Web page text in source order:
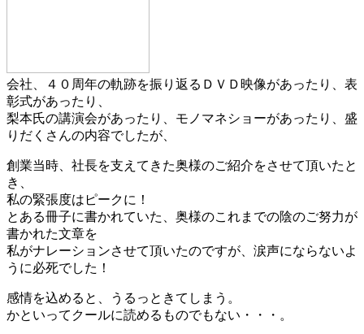
会社、４０周年の軌跡を振り返るＤＶＤ映像があったり、表
彰式があったり、
梨本氏の講演会があったり、モノマネショーがあったり、盛
りだくさんの内容でしたが、
創業当時、社長を支えてきた奥様のご紹介をさせて頂いたと
き、
私の緊張度はピークに！
とある冊子に書かれていた、奥様のこれまでの陰のご努力が
書かれた文章を
私がナレーションさせて頂いたのですが、涙声にならないよ
うに必死でした！
感情を込めると、うるっときてしまう。
かといってクールに読めるものでもない・・・。